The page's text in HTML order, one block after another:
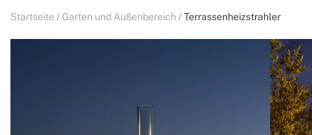
Startseite Garten und Außenbereich Terrassenheizstrahler